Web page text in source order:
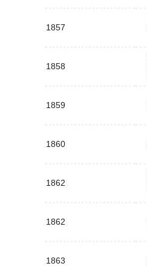
1857
1858
1859
1860
1862
1862
1863